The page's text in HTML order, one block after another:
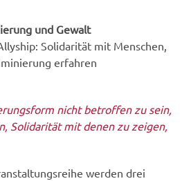
und Gewalt
Solidarität mit Menschen,
erfahren
nicht betroffen zu sein,
Solidarität mit denen zu zeigen,
werden drei